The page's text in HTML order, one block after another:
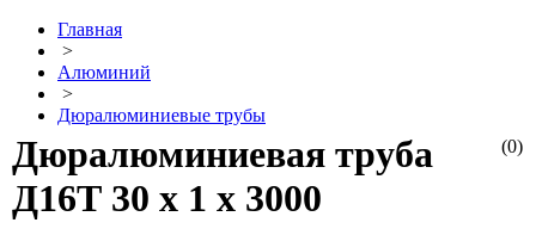
Главная
>
Алюминий
>
Дюралюминиевые трубы
(0)
Дюралюминиевая труба
Д16Т 30 х 1 х 3000